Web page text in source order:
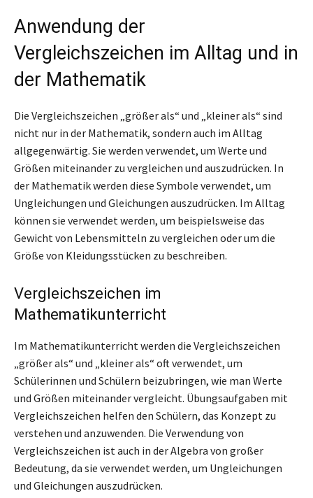
Anwendung der
Vergleichszeichen im Alltag und in
der Mathematik
Die Vergleichszeichen „größer als“ und „kleiner als“ sind
nicht nur in der Mathematik, sondern auch im Alltag
allgegenwärtig. Sie werden verwendet, um Werte und
Größen miteinander zu vergleichen und auszudrücken. In
der Mathematik werden diese Symbole verwendet, um
Ungleichungen und Gleichungen auszudrücken. Im Alltag
können sie verwendet werden, um beispielsweise das
Gewicht von Lebensmitteln zu vergleichen oder um die
Größe von Kleidungsstücken zu beschreiben.
Vergleichszeichen im
Mathematikunterricht
Im Mathematikunterricht werden die Vergleichszeichen
„größer als“ und „kleiner als“ oft verwendet, um
Schülerinnen und Schülern beizubringen, wie man Werte
und Größen miteinander vergleicht. Übungsaufgaben mit
Vergleichszeichen helfen den Schülern, das Konzept zu
verstehen und anzuwenden. Die Verwendung von
Vergleichszeichen ist auch in der Algebra von großer
Bedeutung, da sie verwendet werden, um Ungleichungen
und Gleichungen auszudrücken.